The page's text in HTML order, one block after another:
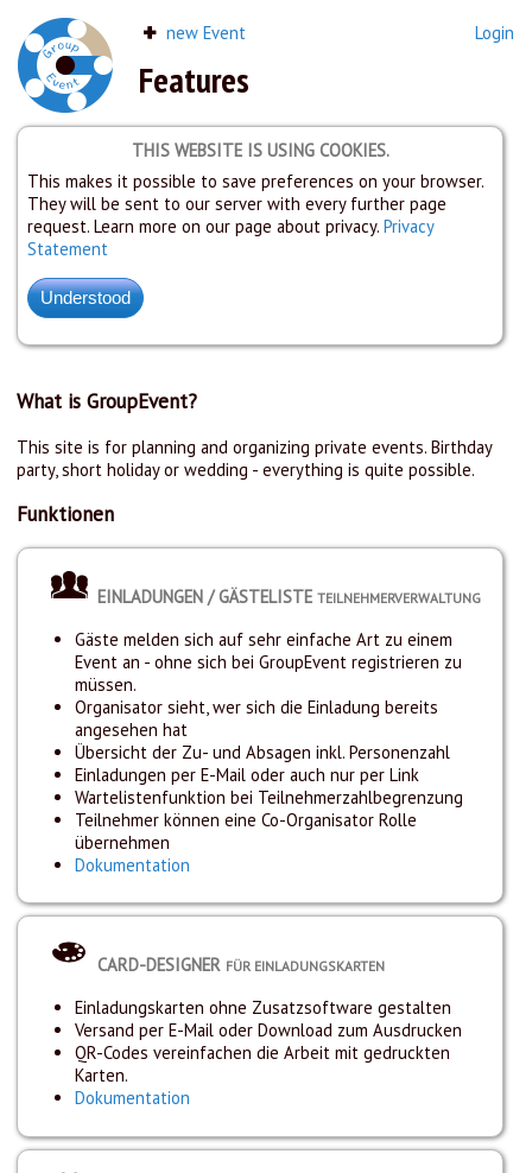
new Event Login
Features
THIS WEBSITE IS USING COOKIES.
This makes it possible to save preferences on your browser.
They will be sent to our server with every further page
request. Learn more on our page about privacy. Privacy
Statement
What is GroupEvent?
This site is for planning and organizing private events. Birthday
party, short holiday or wedding - everything is quite possible.
Funktionen
EINLADUNGEN / GÄSTELISTE TEILNEHMERVERWALTUNG
Gäste melden sich auf sehr einfache Art zu einem
Event an - ohne sich bei GroupEvent registrieren zu
müssen.
Organisator sieht, wer sich die Einladung bereits
angesehen hat
Übersicht der Zu- und Absagen inkl. Personenzahl
Einladungen per E-Mail oder auch nur per Link
Wartelistenfunktion bei Teilnehmerzahlbegrenzung
Teilnehmer können eine Co-Organisator Rolle
übernehmen
Dokumentation
CARD-DESIGNER FÜR EINLADUNGSKARTEN
Einladungskarten ohne Zusatzsoftware gestalten
Versand per E-Mail oder Download zum Ausdrucken
QR-Codes vereinfachen die Arbeit mit gedruckten
Karten.
Dokumentation